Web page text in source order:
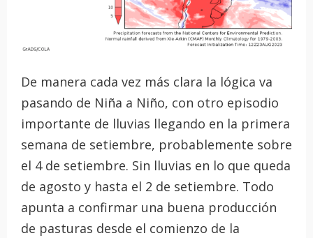
De manera cada vez más clara la lógica va
pasando de Niña a Niño, con otro episodio
importante de lluvias llegando en la primera
semana de setiembre, probablemente sobre
el 4 de setiembre. Sin lluvias en lo que queda
de agosto y hasta el 2 de setiembre. Todo
apunta a confirmar una buena producción
de pasturas desde el comienzo de la